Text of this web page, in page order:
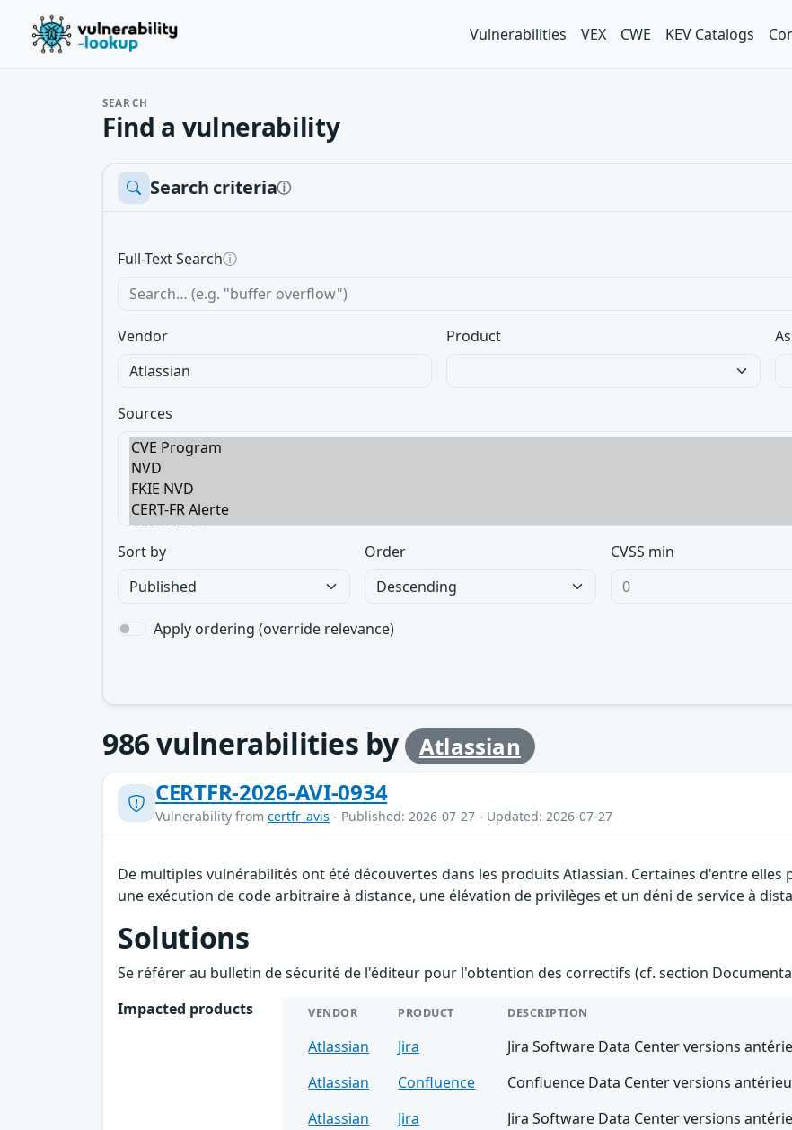
Vulnerabilities VEX CWE KEV Catalogs
SEARCH
Find a vulnerability
Search criteriaⓘ
Full-Text Searchⓘ
Vendor Product
Sources
Sort by Order CVSS min
Apply ordering (override relevance)
986vulnerabilities by Atlassian
CERTFR-2026-AVI-0934
Vulnerability from certfr_avis - Published: 2026-07-27 - Updated: 2026-07-27
De multiples vulnérabilités ont été découvertes dans les produits Atlassian. Certaines d'entre
une exécution de code arbitraire à distance, une élévation de privilèges et un déni de service à
Solutions
Se référer au bulletin de sécurité de l'éditeur pour l'obtention des correctifs (cf. section
Impacted products
VENDOR PRODUCT DESCRIPTION
Atlassian Jira
Jira Software Data Center versions
Atlassian
Confluence
Confluence Data Center versions
Atlassian
Jira
Jira Software Data Center versions